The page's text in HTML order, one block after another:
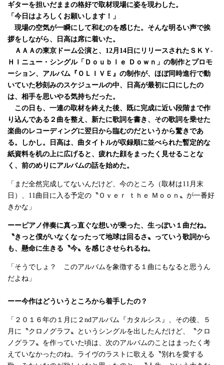
ギターを担いだままの格好で取材現場に姿を現わした。
「今日はよろしくお願いします！」
現場の空気が一瞬にして和むのを感じた。そんな明るい声で挨
拶をしながら、日高は席に着いた。
ＡＡＡの東京ドーム公演と、12月14日にリリースされたＳＫＹ‐
ＨＩニュー・シングル「Ｄｏｕｂｌｅ Ｄｏｗｎ」の制作とプロモ
ーション、アルバム『ＯＬＩＶＥ』の制作が、ほぼ同時進行で動
いていた秒刻みのスケジュールの中、日高が最初に口にしたの
は、相手を思いやる気持ちだった。
この日も、一連の取材を終えた後、既に完成に近い段階まで作
り込んである２曲を整え、新たに歌詞を書き、その歌詞を乗せた
楽曲のレコーディングに翌日から臨むのだというから驚きであ
る。しかし。日高は、曲タイトルが収録順に並べられた暫定的な
紙資料を机の上に広げると、疲れた顔をまったく見せることな
く、前のめりにアルバムの話を始めた。
「まだ全然完成してないんだけど、今のところ（取材は11月末
日）、11曲目に入る予定の〝Ｏｖｅｒ ｔｈｅ Ｍｏｏｎ〟が一番好
きかな」
ーーピアノ伴奏に真っ直ぐな想いが乗った、生っぽい１曲だね。
〝きっと僕がいなくなったって地球は回るさ〟っていう歌詞から
も、懸命に生きる〝今〟を感じさせられるね。
「そうでしょ？ このアルバムを象徴する１曲にもなると思うん
だよね」
ーー今作はどういうところから着手したの？
「２０１６年の１月に２ndアルバム『カタルシス』、その後、５
月に〝クロノグラフ〟というシングルを出したんだけど、〝クロ
ノグラフ〟を作っていた頃は、次のアルバムのことはまったく考
えていなかったのね。ライヴのラストに歌える〝別れを愛する